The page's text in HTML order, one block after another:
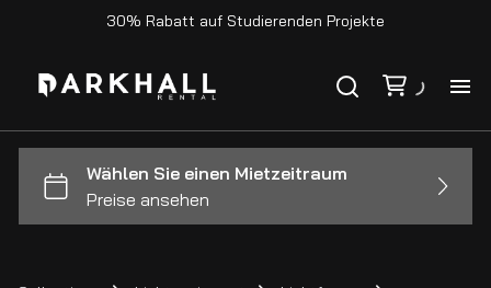
30% Rabatt auf Studierenden Projekte